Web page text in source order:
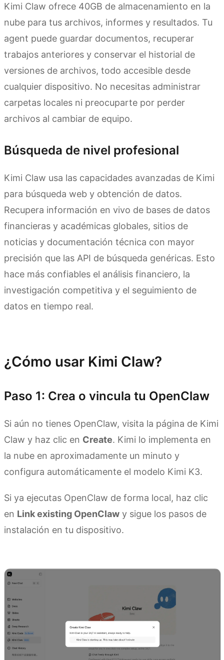
Kimi Claw ofrece 40GB de almacenamiento en la
nube para tus archivos, informes y resultados. Tu
agent puede guardar documentos, recuperar
trabajos anteriores y conservar el historial de
versiones de archivos, todo accesible desde
cualquier dispositivo. No necesitas administrar
carpetas locales ni preocuparte por perder
archivos al cambiar de equipo.
Búsqueda de nivel profesional
Kimi Claw usa las capacidades avanzadas de Kimi
para búsqueda web y obtención de datos.
Recupera información en vivo de bases de datos
financieras y académicas globales, sitios de
noticias y documentación técnica con mayor
precisión que las API de búsqueda genéricas. Esto
hace más confiables el análisis financiero, la
investigación competitiva y el seguimiento de
datos en tiempo real.
¿Cómo usar Kimi Claw?
Paso 1: Crea o vincula tu OpenClaw
Si aún no tienes OpenClaw, visita la página de Kimi
Claw y haz clic en Create. Kimi lo implementa en
la nube en aproximadamente un minuto y
configura automáticamente el modelo Kimi K3.
Si ya ejecutas OpenClaw de forma local, haz clic
en Link existing OpenClaw y sigue los pasos de
instalación en tu dispositivo.